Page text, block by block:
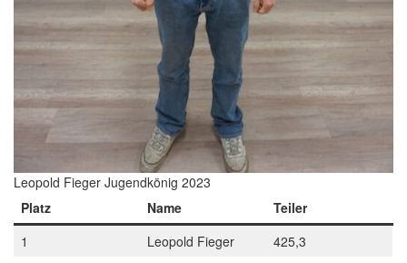
Leopold Fieger Jugendkönig 2023
Platz
Name
Teiler
1
Leopold Fieger
425,3